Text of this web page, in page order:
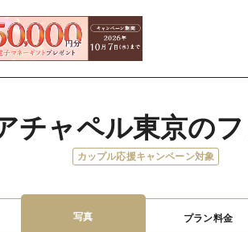
チャペル東京の
カップル応援キャンペーン対象
写真 プラン料金